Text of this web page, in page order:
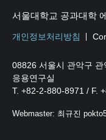
서울대학교 공과대학
개인정보처리방침
08826 서울시 관악구
응용연구실
T. +82-2-880-8971 / F.
Webmaster: 최규진